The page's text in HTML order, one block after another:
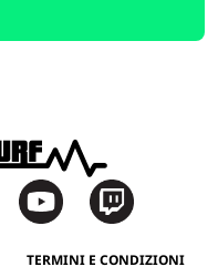
TERMINI E CONDIZIONI